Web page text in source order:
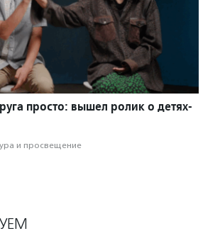
просто: вышел ролик о детях-
и просвещение